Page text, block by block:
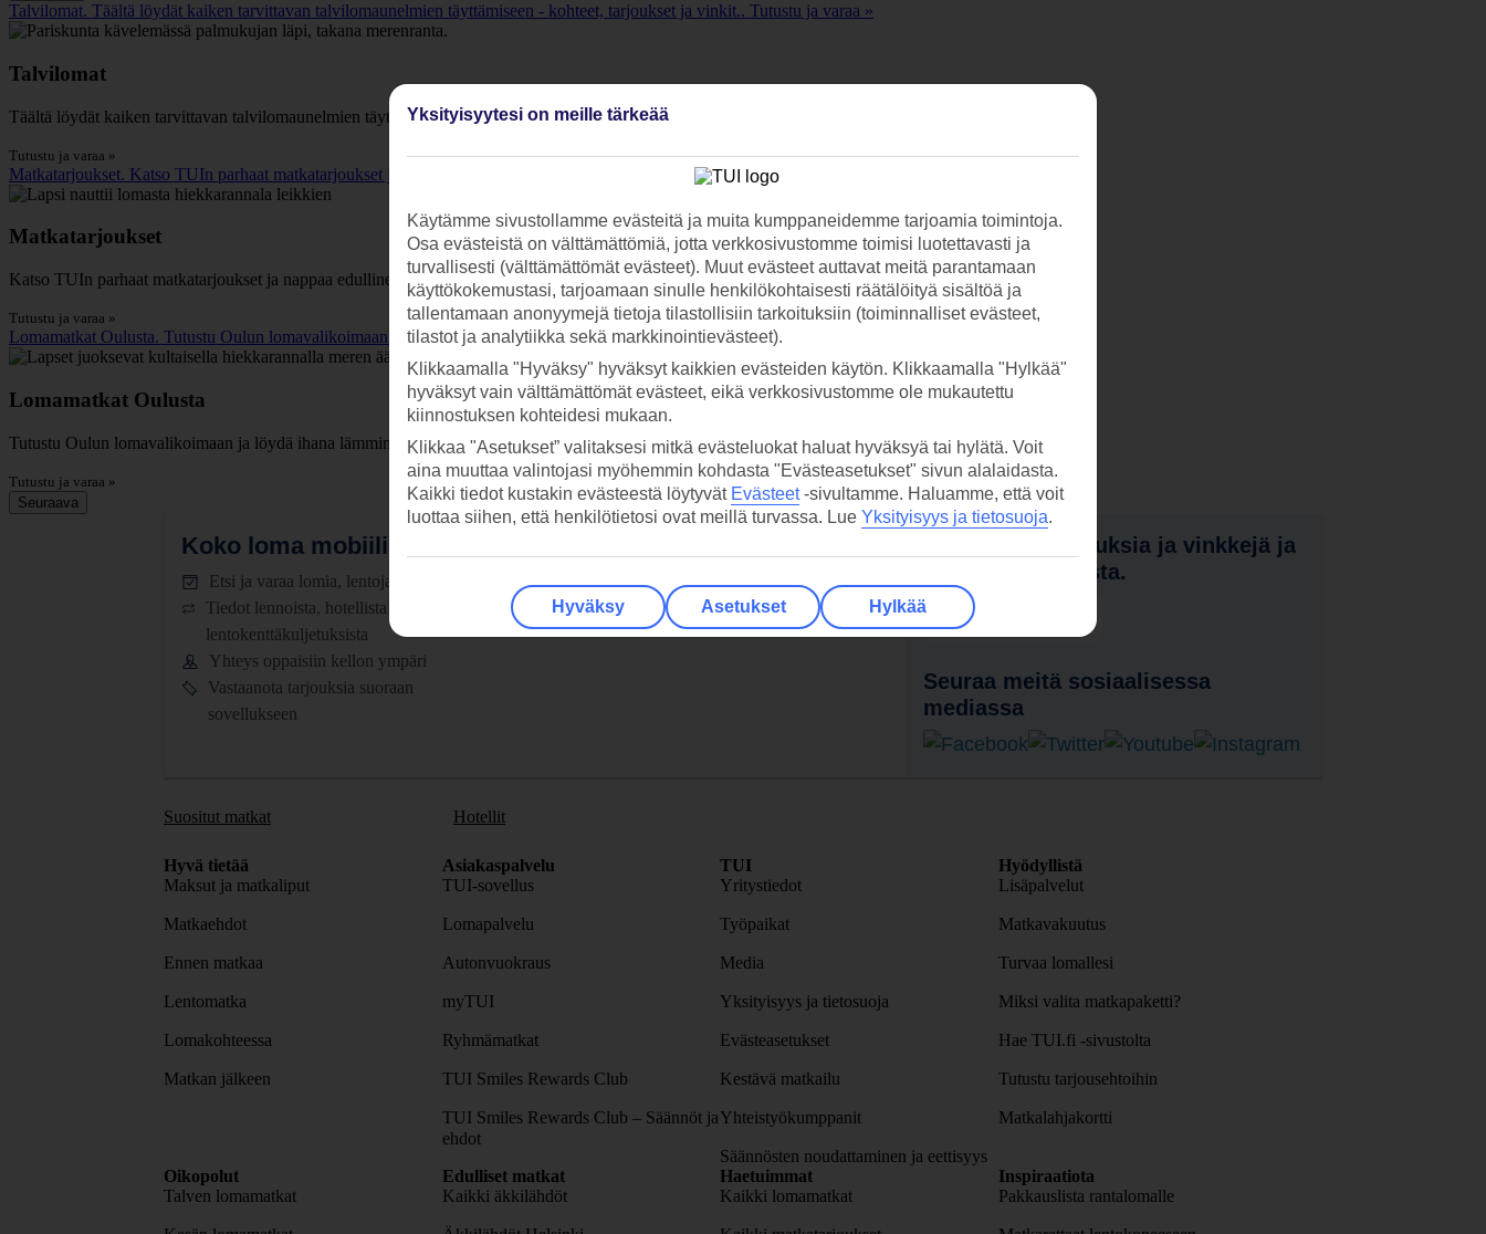
Talvilomat. Täältä löydät kaiken tarvittavan talvilomaunelmien täyttämiseen - kohteet, tarjoukset ja vinkit.. Tutustu ja varaa »
Talvilomat
Täältä löydät kaiken tarvittavan talvilomaunelmien täyttämiseen - kohteet, tarjoukset ja vinkit.
Tutustu ja varaa »
Matkatarjoukset. Katso TUIn parhaat matkatarjoukset ja nappaa edullinen loma lämpimälle hiekalle!. Tutustu ja varaa »
Matkatarjoukset
Katso TUIn parhaat matkatarjoukset ja nappaa edullinen loma lämpimälle hiekalle!
Tutustu ja varaa »
Lomamatkat Oulusta. Tutustu Oulun lomavalikoimaan ja löydä ihana lämmin loma.. Tutustu ja varaa »
Lomamatkat Oulusta
Tutustu Oulun lomavalikoimaan ja löydä ihana lämmin loma.
Tutustu ja varaa »
Seuraava
Koko loma mobiilissa.
Etsi ja varaa lomia, lentoja ja hotelleja
Tiedot lennoista, hotellista ja
lentokenttäkuljetuksista
Yhteys oppaisiin kellon ympäri
Vastaanota tarjouksia suoraan
sovellukseen
Lataa sovellus kätevästi lukemalla
QR-koodi puhelimesi kameralla.
Vastaanota tarjouksia ja vinkkejä ja
tietoja uutuuksista.
Tilaa uutiskirje
Seuraa meitä sosiaalisessa
mediassa
Suositut matkat Hotellit
Hyvä tietää
Maksut ja matkaliput
Matkaehdot
Ennen matkaa
Lentomatka
Lomakohteessa
Matkan jälkeen
Asiakaspalvelu
TUI-sovellus
Lomapalvelu
Autonvuokraus
myTUI
Ryhmämatkat
TUI Smiles Rewards Club
TUI Smiles Rewards Club – Säännöt ja
ehdot
TUI
Yritystiedot
Työpaikat
Media
Yksityisyys ja tietosuoja
Evästeasetukset
Kestävä matkailu
Yhteistyökumppanit
Säännösten noudattaminen ja eettisyys
Hyödyllistä
Lisäpalvelut
Matkavakuutus
Turvaa lomallesi
Miksi valita matkapaketti?
Hae TUI.fi -sivustolta
Tutustu tarjousehtoihin
Matkalahjakortti
Oikopolut
Talven lomamatkat
Edulliset matkat
Kaikki äkkilähdöt
Haetuimmat
Kaikki lomamatkat
Inspiraatiota
Pakkauslista rantalomalle
Yksityisyytesi on meille tärkeää
Käytämme sivustollamme evästeitä ja muita kumppaneidemme tarjoamia toimintoja.
Osa evästeistä on välttämättömiä, jotta verkkosivustomme toimisi luotettavasti ja
turvallisesti (välttämättömät evästeet). Muut evästeet auttavat meitä parantamaan
käyttökokemustasi, tarjoamaan sinulle henkilökohtaisesti räätälöityä sisältöä ja
tallentamaan anonyymejä tietoja tilastollisiin tarkoituksiin (toiminnalliset evästeet,
tilastot ja analytiikka sekä markkinointievästeet).
Klikkaamalla "Hyväksy" hyväksyt kaikkien evästeiden käytön. Klikkaamalla "Hylkää"
hyväksyt vain välttämättömät evästeet, eikä verkkosivustomme ole mukautettu
kiinnostuksen kohteidesi mukaan.
Klikkaa "Asetukset” valitaksesi mitkä evästeluokat haluat hyväksyä tai hylätä. Voit
aina muuttaa valintojasi myöhemmin kohdasta "Evästeasetukset" sivun alalaidasta.
Kaikki tiedot kustakin evästeestä löytyvät Evästeet-sivultamme. Haluamme, että voit
luottaa siihen, että henkilötietosi ovat meillä turvassa. Lue Yksityisyys ja tietosuoja.
Hyväksy Asetukset Hylkää